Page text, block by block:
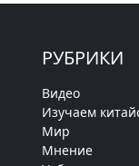
РУБРИКИ
Видео
Изучаем
Мир
Мнение